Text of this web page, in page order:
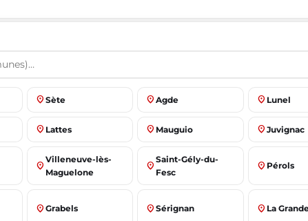
place Sète placeAgde place Lunel
place Lattes place Mauguio place Juvignac
place
Villeneuve-lès-
Maguelone
place
Saint-Gély-du-
Fesc
place Pérols
place Grabels placeSérignan place La